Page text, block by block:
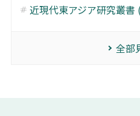
近現代東アジア研究叢書
全部